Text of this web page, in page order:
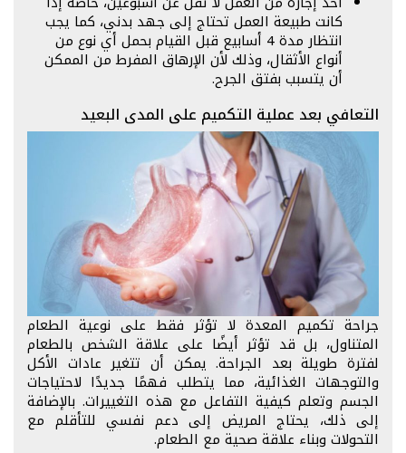
كانت طبيعة العمل تحتاج إلى جهد بدني، كما يجب
انتظار مدة 4 أسابيع قبل القيام بحمل أي نوع من
أنواع الأثقال، وذلك لأن الإرهاق المفرط من الممكن
أن يتسبب بفتق الجرح.
التعافي بعد عملية التكميم على المدى البعيد
جراحة تكميم المعدة لا تؤثر فقط على نوعية الطعام
المتناول، بل قد تؤثر أيضًا على علاقة الشخص بالطعام
لفترة طويلة بعد الجراحة. يمكن أن تتغير عادات الأكل
والتوجهات الغذائية، مما يتطلب فهمًا جديدًا لاحتياجات
الجسم وتعلم كيفية التفاعل مع هذه التغييرات. بالإضافة
إلى ذلك، يحتاج المريض إلى دعم نفسي للتأقلم مع
التحولات وبناء علاقة صحية مع الطعام.